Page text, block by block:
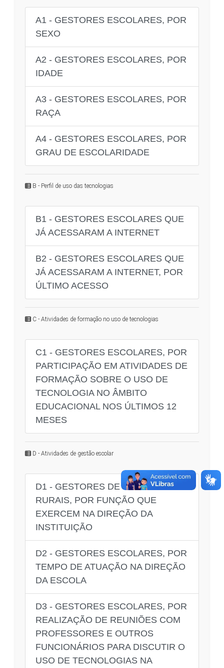
A1 - GESTORES ESCOLARES, POR
SEXO
A2 - GESTORES ESCOLARES, POR
IDADE
A3 - GESTORES ESCOLARES, POR
RAÇA
A4 - GESTORES ESCOLARES, POR
GRAU DE ESCOLARIDADE
B - Perfil de uso das tecnologias
B1 - GESTORES ESCOLARES QUE
JÁ ACESSARAM A INTERNET
B2 - GESTORES ESCOLARES QUE
JÁ ACESSARAM A INTERNET, POR
ÚLTIMO ACESSO
C - Atividades de formação no uso de tecnologias
C1 - GESTORES ESCOLARES, POR
PARTICIPAÇÃO EM ATIVIDADES DE
FORMAÇÃO SOBRE O USO DE
TECNOLOGIA NO ÂMBITO
EDUCACIONAL NOS ÚLTIMOS 12
MESES
D - Atividades de gestão escolar
D1 - GESTORES DE ESCOLAS
RURAIS, POR FUNÇÃO QUE
EXERCEM NA DIREÇÃO DA
INSTITUIÇÃO
D2 - GESTORES ESCOLARES, POR
TEMPO DE ATUAÇÃO NA DIREÇÃO
DA ESCOLA
D3 - GESTORES ESCOLARES, POR
REALIZAÇÃO DE REUNIÕES COM
PROFESSORES E OUTROS
FUNCIONÁRIOS PARA DISCUTIR O
USO DE TECNOLOGIAS NA